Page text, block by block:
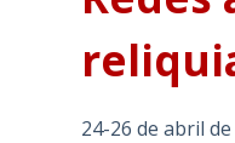
24-26 de abril de